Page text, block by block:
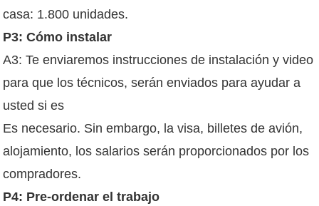
casa: 1.800 unidades.
P3: Cómo instalar
A3: Te enviaremos instrucciones de instalación y video
para que los técnicos, serán enviados para ayudar a
usted si es
Es necesario. Sin embargo, la visa, billetes de avión,
alojamiento, los salarios serán proporcionados por los
compradores.
P4: Pre-ordenar el trabajo